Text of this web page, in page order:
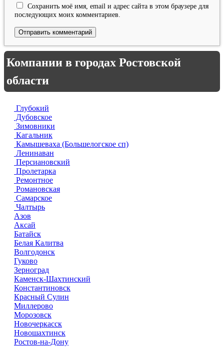
Сохранить моё имя, email и адрес сайта в этом браузере для
последующих моих комментариев.
Компании в городах Ростовской
области
Глубокий
Дубовское
Зимовники
Кагальник
Камышеваха (Большелогское сп)
Ленинаван
Персиановский
Пролетарка
Ремонтное
Романовская
Самарское
Чалтырь
Азов
Аксай
Батайск
Белая Калитва
Волгодонск
Гуково
Зерноград
Каменск-Шахтинский
Константиновск
Красный Сулин
Миллерово
Морозовск
Новочеркасск
Новошахтинск
Ростов-на-Дону